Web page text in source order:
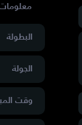
البطولة
الجولة
وقت